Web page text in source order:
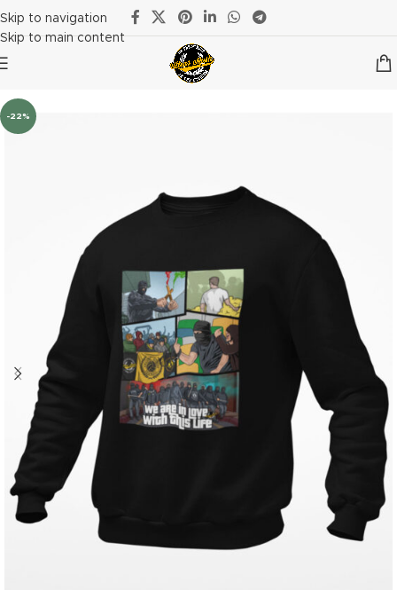
Skip to navigation
Skip to main content
-22%